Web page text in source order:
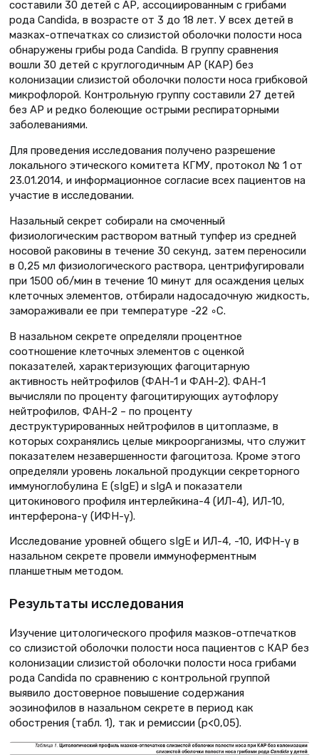
составили 30 детей с АР, ассоциированным с грибами
рода Candida, в возрасте от 3 до 18 лет. У всех детей в
мазках-отпечатках со слизистой оболочки полости носа
обнаружены грибы рода Candida. В группу сравнения
вошли 30 детей с круглогодичным АР (КАР) без
колонизации слизистой оболочки полости носа грибковой
микрофлорой. Контрольную группу составили 27 детей
без АР и редко болеющие острыми респираторными
заболеваниями.
Для проведения исследования получено разрешение
локального этического комитета КГМУ, протокол № 1 от
23.01.2014, и информационное согласие всех пациентов на
участие в исследовании.
Назальный секрет собирали на смоченный
физиологическим раствором ватный тупфер из средней
носовой раковины в течение 30 секунд, затем переносили
в 0,25 мл физиологического растворa, центрифугировали
при 1500 об/мин в течение 10 минут для осаждения целых
клеточных элементов, отбирали надосадочную жидкость,
замораживали ее при температуре -22 ◦С.
В назальном секрете определяли процентное
соотношение клеточных элементов с оценкой
показателей, характеризующих фагоцитарную
активность нейтрофилов (ФАН-1 и ФАН-2). ФАН-1
вычисляли по проценту фагоцитирующих аутофлору
нейтрофилов, ФАН-2 – по проценту
деструктурированных нейтрофилов в цитоплазме, в
которых сохранялись целые микроорганизмы, что служит
показателем незавершенности фагоцитоза. Кроме этого
определяли уровень локальной продукции секреторного
иммуноглобулина Е (sIgЕ) и sIgA и показатели
цитокинового профиля интерлейкина-4 (ИЛ-4), ИЛ-10,
интерферона-γ (ИФН-γ).
Исследование уровней общего sIgЕ и ИЛ-4, -10, ИФН-γ в
назальном секрете провели иммуноферментным
планшетным методом.
Результаты исследования
Изучение цитологического профиля мазков-отпечатков
со слизистой оболочки полости носа пациентов с КАР без
колонизации слизистой оболочки полости носа грибами
рода Candidа по сравнению с контрольной группой
выявило достоверное повышение содержания
эозинофилов в назальном секрете в период как
обострения (табл. 1), так и ремиссии (р<0,05).